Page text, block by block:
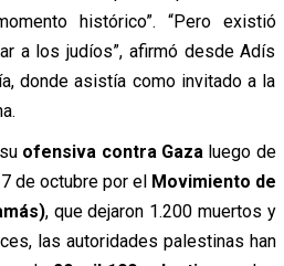
histórico”. “Pero existió
a los judíos”, afirmó desde Adís
donde asistía como invitado a la
ofensiva contra Gaza luego de
de octubre por el Movimiento de
, que dejaron 1.200 muertos y
las autoridades palestinas han